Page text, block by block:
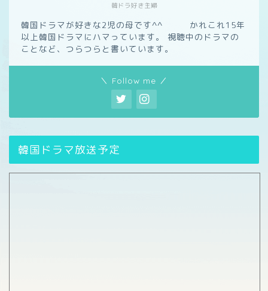
韓ドラ好き主婦
韓国ドラマが好きな2児の母です^^ かれこれ15年
以上韓国ドラマにハマっています。 視聴中のドラマの
ことなど、つらつらと書いています。
＼ Follow me ／
韓国ドラマ放送予定